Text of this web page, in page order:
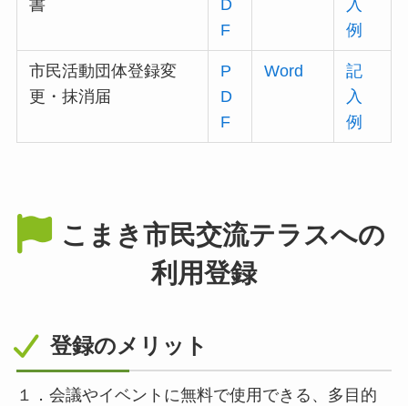
書
D
F
入
例
市民活動団体登録変
更・抹消届
P
D
F
Word
記
入
例
こまき市民交流テラスへの
利用登録
登録のメリット
１．会議やイベントに無料で使用できる、多目的